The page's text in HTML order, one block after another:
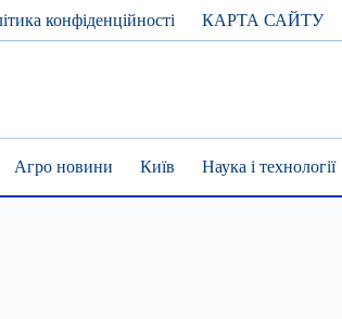
конфіденційності КАРТА САЙТУ
Агро новини Київ Наука і технології